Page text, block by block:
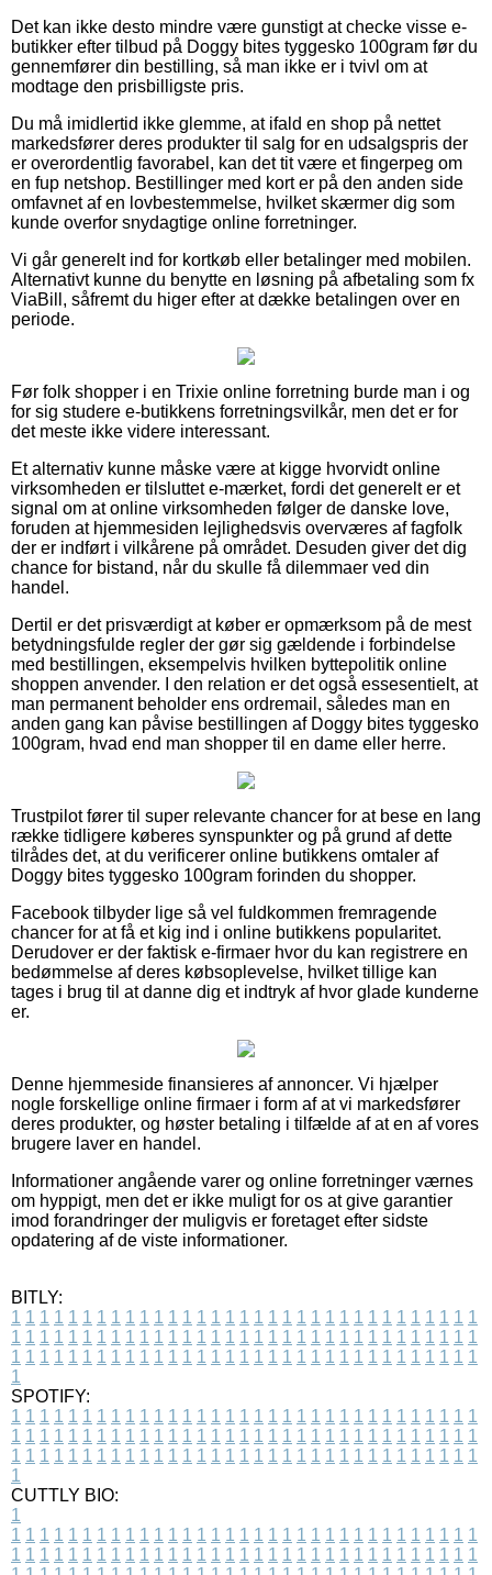
Det kan ikke desto mindre være gunstigt at checke visse e-
butikker efter tilbud på Doggy bites tyggesko 100gram før du
gennemfører din bestilling, så man ikke er i tvivl om at
modtage den prisbilligste pris.
Du må imidlertid ikke glemme, at ifald en shop på nettet
markedsfører deres produkter til salg for en udsalgspris der
er overordentlig favorabel, kan det tit være et fingerpeg om
en fup netshop. Bestillinger med kort er på den anden side
omfavnet af en lovbestemmelse, hvilket skærmer dig som
kunde overfor snydagtige online forretninger.
Vi går generelt ind for kortkøb eller betalinger med mobilen.
Alternativt kunne du benytte en løsning på afbetaling som fx
ViaBill, såfremt du higer efter at dække betalingen over en
periode.
Før folk shopper i en Trixie online forretning burde man i og
for sig studere e-butikkens forretningsvilkår, men det er for
det meste ikke videre interessant.
Et alternativ kunne måske være at kigge hvorvidt online
virksomheden er tilsluttet e-mærket, fordi det generelt er et
signal om at online virksomheden følger de danske love,
foruden at hjemmesiden lejlighedsvis overværes af fagfolk
der er indført i vilkårene på området. Desuden giver det dig
chance for bistand, når du skulle få dilemmaer ved din
handel.
Dertil er det prisværdigt at køber er opmærksom på de mest
betydningsfulde regler der gør sig gældende i forbindelse
med bestillingen, eksempelvis hvilken byttepolitik online
shoppen anvender. I den relation er det også essesentielt, at
man permanent beholder ens ordremail, således man en
anden gang kan påvise bestillingen af Doggy bites tyggesko
100gram, hvad end man shopper til en dame eller herre.
Trustpilot fører til super relevante chancer for at bese en lang
række tidligere køberes synspunkter og på grund af dette
tilrådes det, at du verificerer online butikkens omtaler af
Doggy bites tyggesko 100gram forinden du shopper.
Facebook tilbyder lige så vel fuldkommen fremragende
chancer for at få et kig ind i online butikkens popularitet.
Derudover er der faktisk e-firmaer hvor du kan registrere en
bedømmelse af deres købsoplevelse, hvilket tillige kan
tages i brug til at danne dig et indtryk af hvor glade kunderne
er.
Denne hjemmeside finansieres af annoncer. Vi hjælper
nogle forskellige online firmaer i form af at vi markedsfører
deres produkter, og høster betaling i tilfælde af at en af vores
brugere laver en handel.
Informationer angående varer og online forretninger værnes
om hyppigt, men det er ikke muligt for os at give garantier
imod forandringer der muligvis er foretaget efter sidste
opdatering af de viste informationer.
BITLY:
1 1 1 1 1 1 1 1 1 1 1 1 1 1 1 1 1 1 1 1 1 1 1 1 1 1 1 1 1 1 1 1 1
1 1 1 1 1 1 1 1 1 1 1 1 1 1 1 1 1 1 1 1 1 1 1 1 1 1 1 1 1 1 1 1 1
1 1 1 1 1 1 1 1 1 1 1 1 1 1 1 1 1 1 1 1 1 1 1 1 1 1 1 1 1 1 1 1 1
1
SPOTIFY:
1 1 1 1 1 1 1 1 1 1 1 1 1 1 1 1 1 1 1 1 1 1 1 1 1 1 1 1 1 1 1 1 1
1 1 1 1 1 1 1 1 1 1 1 1 1 1 1 1 1 1 1 1 1 1 1 1 1 1 1 1 1 1 1 1 1
1 1 1 1 1 1 1 1 1 1 1 1 1 1 1 1 1 1 1 1 1 1 1 1 1 1 1 1 1 1 1 1 1
1
CUTTLY BIO:
1
1 1 1 1 1 1 1 1 1 1 1 1 1 1 1 1 1 1 1 1 1 1 1 1 1 1 1 1 1 1 1 1 1
1 1 1 1 1 1 1 1 1 1 1 1 1 1 1 1 1 1 1 1 1 1 1 1 1 1 1 1 1 1 1 1 1